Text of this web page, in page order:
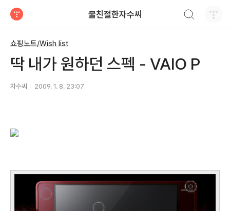
불친절한자수씨
쇼핑노트/Wish list
딱 내가 원하던 스펙 - VAIO P
자수씨 2009. 1. 8. 23:07